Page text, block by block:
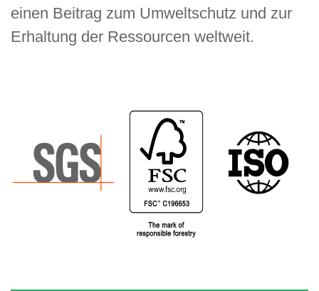
einen Beitrag zum Umweltschutz und zur
Erhaltung der Ressourcen weltweit.